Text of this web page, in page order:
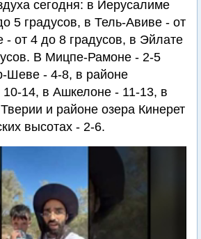
сегодня: в Иерусалиме
5 градусов, в Тель-Авиве - от
от 4 до 8 градусов, в Эйлате
В Мицпе-Рамоне - 2-5
Шеве - 4-8, в районе
14, в Ашкелоне - 11-13, в
и районе озера Кинерет
высотах - 2-6.